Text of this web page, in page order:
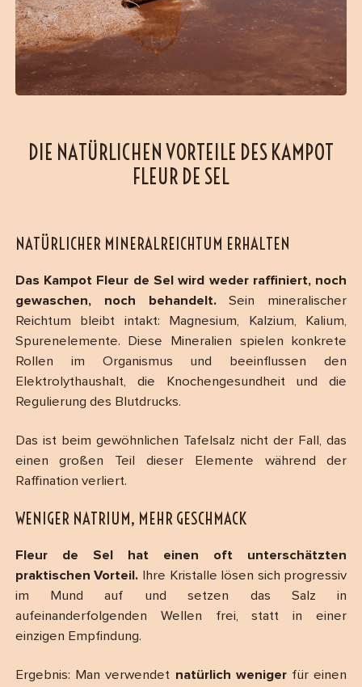
DIE NATÜRLICHEN VORTEILE DES KAMPOT
FLEUR DE SEL
NATÜRLICHER MINERALREICHTUM ERHALTEN
Das Kampot Fleur de Sel wird weder raffiniert, noch
gewaschen, noch behandelt.Sein mineralischer
Reichtum bleibt intakt: Magnesium, Kalzium, Kalium,
Spurenelemente. Diese Mineralien spielen konkrete
Rollen im Organismus und beeinflussen den
Elektrolythaushalt, die Knochengesundheit und die
Regulierung des Blutdrucks.
Das ist beim gewöhnlichen Tafelsalz nicht der Fall, das
einen großen Teil dieser Elemente während der
Raffination verliert.
WENIGER NATRIUM, MEHR GESCHMACK
Fleur de Sel hat einen oft unterschätzten
praktischen Vorteil. Ihre Kristalle lösen sich progressiv
im Mund auf und setzen das Salz in
aufeinanderfolgenden Wellen frei, statt in einer
einzigen Empfindung.
Ergebnis: Man verwendet natürlich wenigerfür einen